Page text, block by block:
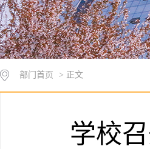
部门首页 > 正文
学校